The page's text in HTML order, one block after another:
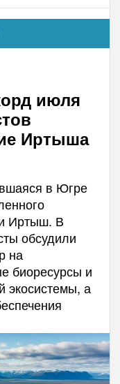
июля
Иртыша
в Югре
Иртыш. В
обсудили
на
биоресурсы и
экосистемы, а